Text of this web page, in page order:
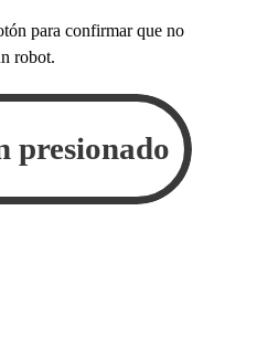
para confirmar que no
robot.